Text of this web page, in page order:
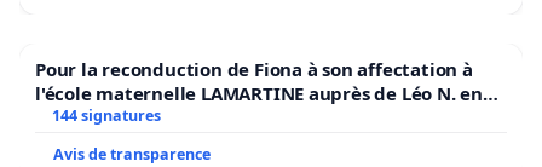
Pour la reconduction de Fiona à son affectation à
l'école maternelle LAMARTINE auprès de Léo N. en
2026/2027
144 signatures
Avis de transparence